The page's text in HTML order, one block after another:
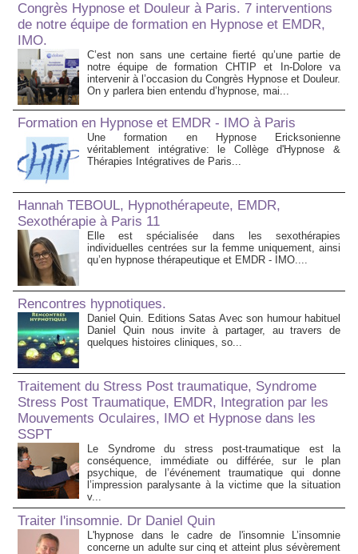
Congrès Hypnose et Douleur à Paris. 7 interventions
de notre équipe de formation en Hypnose et EMDR,
IMO.
C’est non sans une certaine fierté qu’une partie de
notre équipe de formation CHTIP et In-Dolore va
intervenir à l’occasion du Congrès Hypnose et Douleur.
On y parlera bien entendu d’hypnose, mai...
Formation en Hypnose et EMDR - IMO à Paris
Une formation en Hypnose Ericksonienne
véritablement intégrative: le Collège d'Hypnose &
Thérapies Intégratives de Paris...
Hannah TEBOUL, Hypnothérapeute, EMDR,
Sexothérapie à Paris 11
Elle est spécialisée dans les sexothérapies
individuelles centrées sur la femme uniquement, ainsi
qu’en hypnose thérapeutique et EMDR - IMO....
Rencontres hypnotiques.
Daniel Quin. Editions Satas Avec son humour habituel
Daniel Quin nous invite à partager, au travers de
quelques histoires cliniques, so...
Traitement du Stress Post traumatique, Syndrome
Stress Post Traumatique, EMDR, Integration par les
Mouvements Oculaires, IMO et Hypnose dans les
SSPT
Le Syndrome du stress post-traumatique est la
conséquence, immédiate ou différée, sur le plan
psychique, de l’événement traumatique qui donne
l’impression paralysante à la victime que la situation
v...
Traiter l'insomnie. Dr Daniel Quin
L'hypnose dans le cadre de l'insomnie L’insomnie
concerne un adulte sur cinq et atteint plus sévèrement